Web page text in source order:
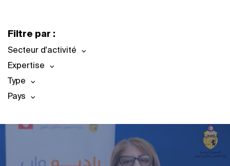
Filtre par :
Secteur d'activité
Expertise
Type
Pays